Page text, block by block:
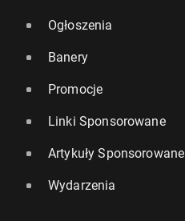
Ogłoszenia
Banery
Promocje
Linki Sponsorowane
Artykuły Sponsorowane
Wydarzenia